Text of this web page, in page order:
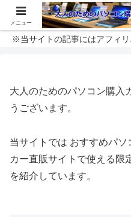
※当サイトの記事にはアフィ
大人のためのパソコン購入
うございます。
当サイトでは おすすめパ
カー直販サイトで使える限
を紹介しています。
メニュー